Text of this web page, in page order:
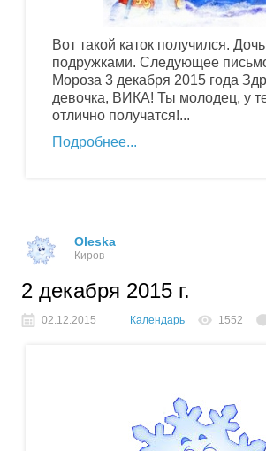
Вот такой каток получился.
подружками. Следующее
Мороза 3 декабря 2015 года
девочка, ВИКА! Ты молодец, у
отлично получатся!...
Подробнее
Oleska
Киров
2 декабря 2015 г.
02.12.2015 Календарь 1552